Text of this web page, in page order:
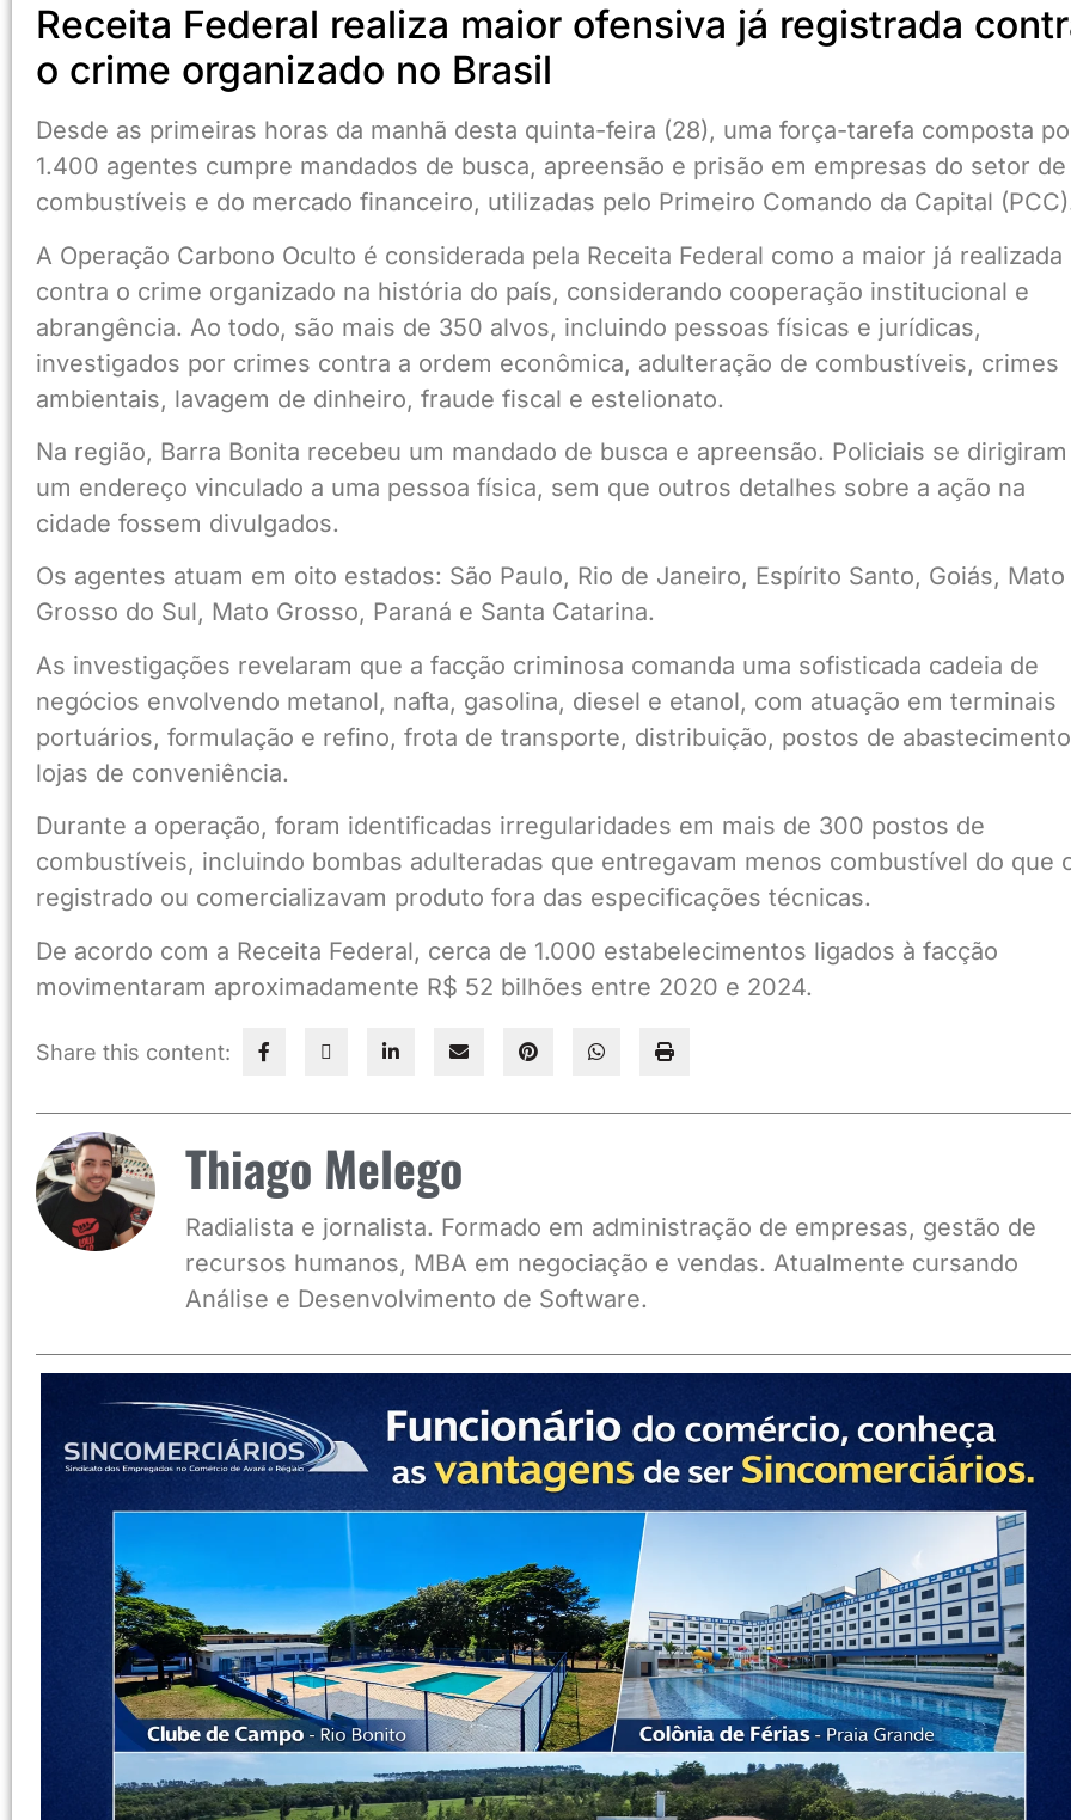
Receita Federal realiza maior ofensiva já registrada
o crime organizado no Brasil
Desde as primeiras horas da manhã desta quinta-feira (28), uma força-tarefa composta
1.400 agentes cumpre mandados de busca, apreensão e prisão em empresas do setor de
combustíveis e do mercado financeiro, utilizadas pelo Primeiro Comando da Capital
A Operação Carbono Oculto é considerada pela Receita Federal como a maior já realizada
contra o crime organizado na história do país, considerando cooperação institucional e
abrangência. Ao todo, são mais de 350 alvos, incluindo pessoas físicas e jurídicas,
investigados por crimes contra a ordem econômica, adulteração de combustíveis, crimes
ambientais, lavagem de dinheiro, fraude fiscal e estelionato.
Na região, Barra Bonita recebeu um mandado de busca e apreensão. Policiais se
um endereço vinculado a uma pessoa física, sem que outros detalhes sobre a ação na
cidade fossem divulgados.
Os agentes atuam em oito estados: São Paulo, Rio de Janeiro, Espírito Santo, Goiás, Mato
Grosso do Sul, Mato Grosso, Paraná e Santa Catarina.
As investigações revelaram que a facção criminosa comanda uma sofisticada cadeia de
negócios envolvendo metanol, nafta, gasolina, diesel e etanol, com atuação em terminais
portuários, formulação e refino, frota de transporte, distribuição, postos de
lojas de conveniência.
Durante a operação, foram identificadas irregularidades em mais de 300 postos de
combustíveis, incluindo bombas adulteradas que entregavam menos combustível do que
registrado ou comercializavam produto fora das especificações técnicas.
De acordo com a Receita Federal, cerca de 1.000 estabelecimentos ligados à facção
movimentaram aproximadamente R$ 52 bilhões entre 2020 e 2024.
Share this content:
Thiago Melego
Radialista e jornalista. Formado em administração de empresas, gestão de
recursos humanos, MBA em negociação e vendas. Atualmente cursando
Análise e Desenvolvimento de Software.